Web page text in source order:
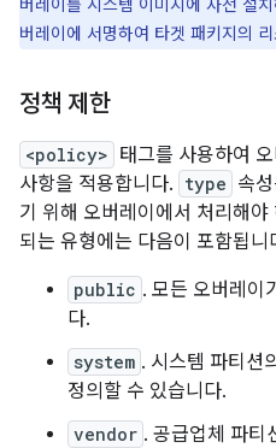
버레이를 시스템 이미지에 사전 설
버레이에 서명하여 타겟 패키지의
정책 제한
<policy> 태그를 사용하여
사항을 적용합니다. type 속
기 위해 오버레이에서 처리해
되는 유형에는 다음이 포함됩니
public . 모든 오버레이
다.
system . 시스템 파티션
정의할 수 있습니다.
vendor . 공급업체 파티